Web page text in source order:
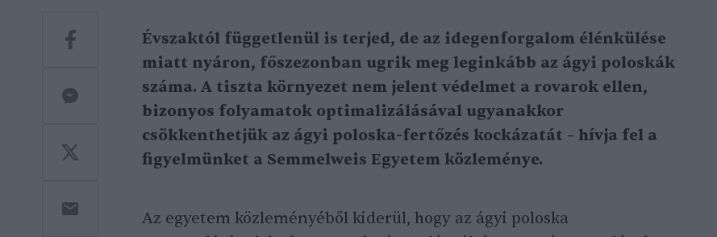
Évszaktól függetlenül is terjed, de az idegenforgalom élénkülése
miatt nyáron, főszezonban ugrik meg leginkább az ágyi poloskák
száma. A tiszta környezet nem jelent védelmet a rovarok ellen,
bizonyos folyamatok optimalizálásával ugyanakkor
csökkenthetjük az ágyi poloska-fertőzés kockázatát – hívja fel a
figyelmünket a Semmelweis Egyetem közleménye.
Az egyetem közleményéből kiderül, hogy az ágyi poloska